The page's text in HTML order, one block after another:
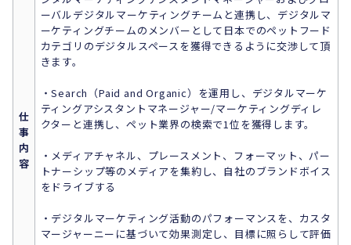
仕
事
内
容
ーバルデジタルマーケティングチームと連携し、デジタルマ
ーケティングチームのメンバーとして日本でのペットフード
カテゴリのデジタルスペースを獲得できるように交渉して頂
きます。
・Search（Paid and Organic）を運用し、デジタルマーケ
ティングアシスタントマネージャー/マーケティングディレ
クターと連携し、ペット業界の検索で1位を獲得します。
・メディアチャネル、プレースメント、フォーマット、パー
トナーシップ等のメディアを集約し、自社のブランドボイス
をドライブする
・デジタルマーケティング活動のパフォーマンスを、カスタ
マージャーニーに基づいて効果測定し、目標に照らして評価